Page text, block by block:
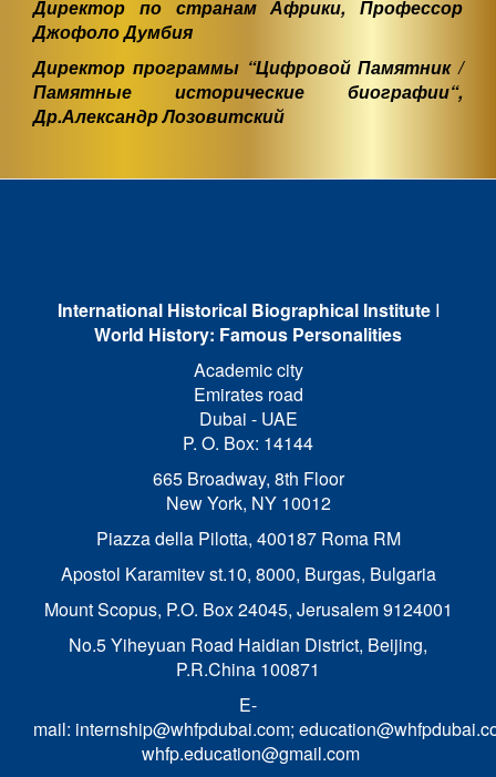
Директор по странам Африки, Профессор
Джофоло Думбия
Директор программы “Цифровой Памятник /
Памятные исторические биографии“,
Др.Александр Лозовитский
International Historical Biographical Institute I
World History: Famous Personalities
Academic city
Emirates road
Dubai - UAE
P. O. Box: 14144
665 Broadway, 8th Floor
New York, NY 10012
Piazza della Pilotta, 400187 Roma RM
Apostol Karamitev st.10, 8000, Burgas, Bulgaria
Mount Scopus, P.O. Box 24045, Jerusalem 9124001
No.5 Yiheyuan Road Haidian District, Beijing,
P.R.China 100871
E-
mail: internship@whfpdubai.com;
whfp.education@gmail.com